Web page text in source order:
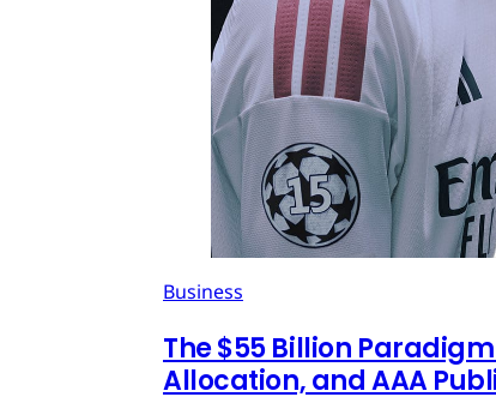
Business
The $55 Billion
Allocation, and AAA